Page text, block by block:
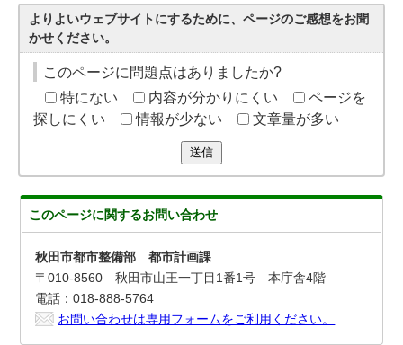
よりよいウェブサイトにするために、ページのご感想をお聞
かせください。
このページに問題点はありましたか?
特にない
内容が分かりにくい
ページを
探しにくい
情報が少ない 文章量が多い
送信
このページに関するお問い合わせ
秋田市都市整備部 都市計画課
〒010-8560 秋田市山王一丁目1番1号 本庁舎4階
電話：018-888-5764
お問い合わせは専用フォームをご利用ください。